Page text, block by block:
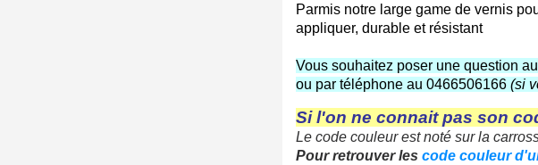
Parmis notre large game de vernis
appliquer, durable et résistant
Vous souhaitez poser une question
ou par téléphone au 0466506166 (si
Si l'on ne connait pas son
Le code couleur est noté sur la
Pour retrouver les code couleur